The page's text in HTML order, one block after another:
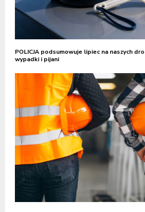
POLICJA podsumowuje lipiec na naszych
wypadki i pijani